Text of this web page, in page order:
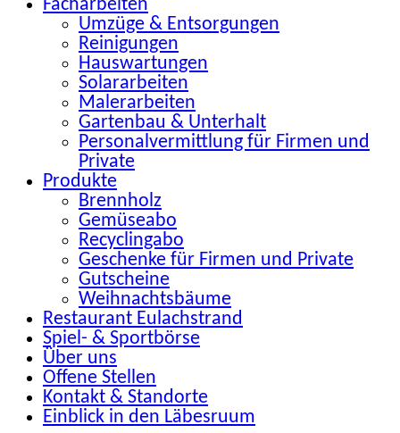
Facharbeiten
Umzüge & Entsorgungen
Reinigungen
Hauswartungen
Solararbeiten
Malerarbeiten
Gartenbau & Unterhalt
Personalvermittlung für Firmen und
Private
Produkte
Brennholz
Gemüseabo
Recyclingabo
Geschenke für Firmen und Private
Gutscheine
Weihnachtsbäume
Restaurant Eulachstrand
Spiel- & Sportbörse
Über uns
Offene Stellen
Kontakt & Standorte
Einblick in den Läbesruum